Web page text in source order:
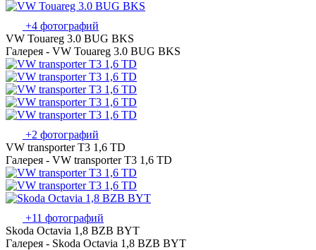
+4 фотографий
VW Touareg 3.0 BUG BKS
Галерея - VW Touareg 3.0 BUG BKS
+2 фотографий
VW transporter T3 1,6 TD
Галерея - VW transporter T3 1,6 TD
+11 фотографий
Skoda Octavia 1,8 BZB BYT
Галерея - Skoda Octavia 1,8 BZB BYT